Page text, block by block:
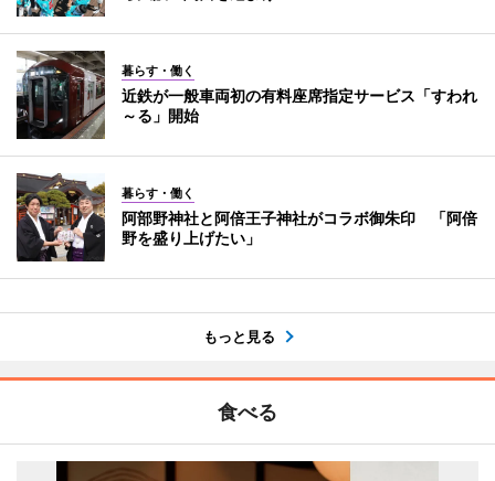
暮らす・働く
近鉄が一般車両初の有料座席指定サービス「すわれ
～る」開始
暮らす・働く
阿部野神社と阿倍王子神社がコラボ御朱印 「阿倍
野を盛り上げたい」
もっと見る
食べる